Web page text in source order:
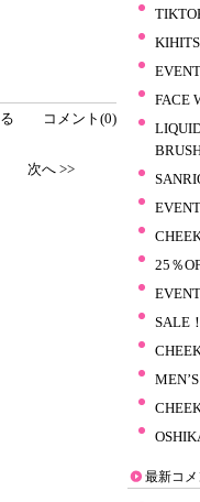
コメント(0)
次へ >>
EVENT
FACE
EVENT
25％
EVENT
SALE
最新コメ